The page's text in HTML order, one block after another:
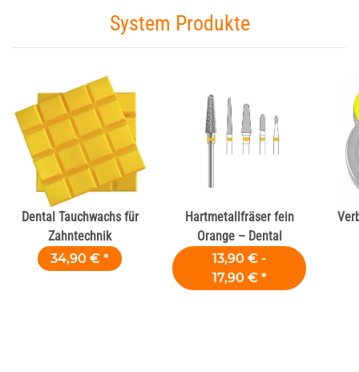
System Produkte
Dental Tauchwachs für
Zahntechnik
34,90 € *
Hartmetallfräser fein
Orange – Dental
13,90 € -
17,90 € *